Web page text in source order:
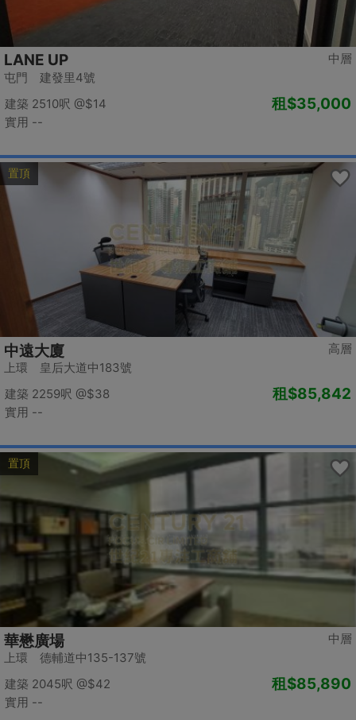
中層
LANE UP
屯門 建發里4號
建築 2510呎 @$14
實用 --
租$35,000
置頂
高層
中遠大廈
上環 皇后大道中183號
建築 2259呎 @$38
實用 --
租$85,842
置頂
中層
華懋廣場
上環 德輔道中135-137號
建築 2045呎 @$42
實用 --
租$85,890